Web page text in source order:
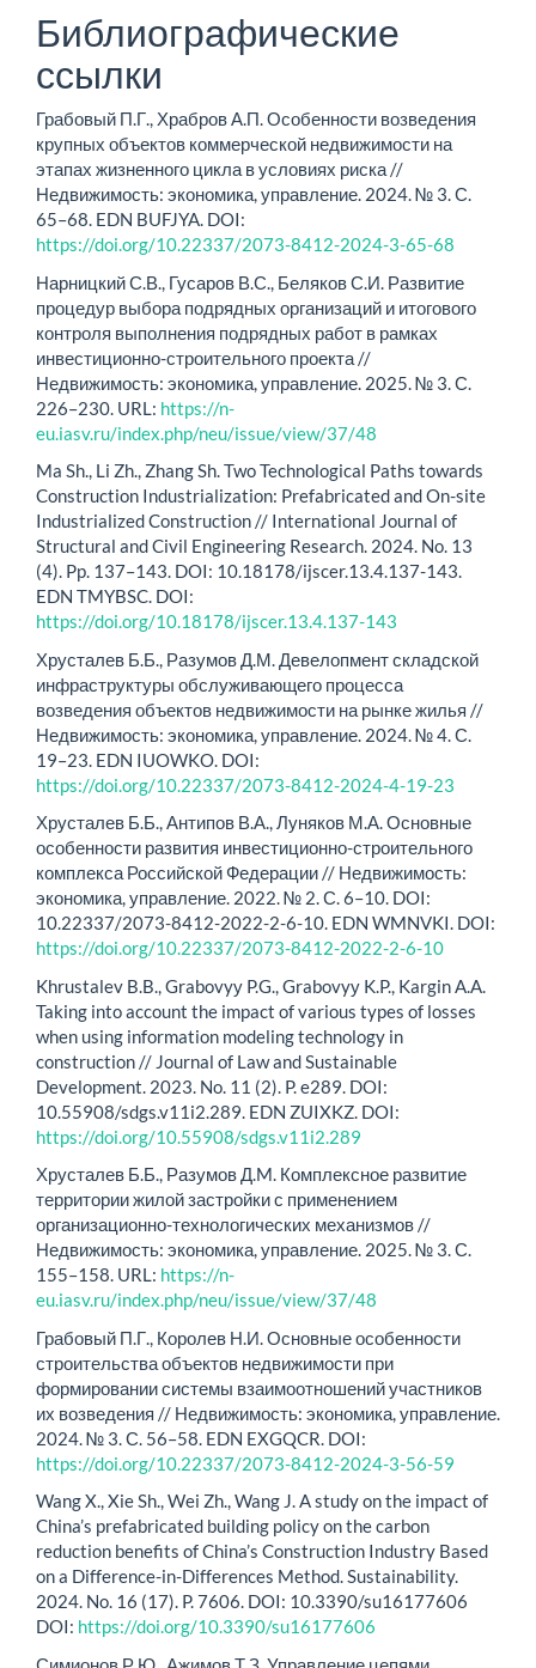
Библиографические
ссылки
Грабовый П.Г., Храбров А.П. Особенности возведения
крупных объектов коммерческой недвижимости на
этапах жизненного цикла в условиях риска //
Недвижимость: экономика, управление. 2024. № 3. С.
65–68. EDN BUFJYA. DOI:
https://doi.org/10.22337/2073-8412-2024-3-65-68
Нарницкий С.В., Гусаров В.С., Беляков С.И. Развитие
процедур выбора подрядных организаций и итогового
контроля выполнения подрядных работ в рамках
инвестиционно-строительного проекта //
Недвижимость: экономика, управление. 2025. № 3. С.
226–230. URL: https://n-
eu.iasv.ru/index.php/neu/issue/view/37/48
Ma Sh., Li Zh., Zhang Sh. Two Technological Paths towards
Construction Industrialization: Prefabricated and On-site
Industrialized Construction // International Journal of
Structural and Civil Engineering Research. 2024. No. 13
(4). Pp. 137–143. DOI: 10.18178/ijscer.13.4.137-143.
EDN TMYBSC. DOI:
https://doi.org/10.18178/ijscer.13.4.137-143
Хрусталев Б.Б., Разумов Д.М. Девелопмент складской
инфраструктуры обслуживающего процесса
возведения объектов недвижимости на рынке жилья //
Недвижимость: экономика, управление. 2024. № 4. С.
19–23. EDN IUOWKO. DOI:
https://doi.org/10.22337/2073-8412-2024-4-19-23
Хрусталев Б.Б., Антипов В.А., Луняков М.А. Основные
особенности развития инвестиционно-строительного
комплекса Российской Федерации // Недвижимость:
экономика, управление. 2022. № 2. С. 6–10. DOI:
10.22337/2073-8412-2022-2-6-10. EDN WMNVKI. DOI:
https://doi.org/10.22337/2073-8412-2022-2-6-10
Khrustalev B.B., Grabovyу P.G., Grabovyу K.P., Kargin A.A.
Taking into account the impact of various types of losses
when using information modeling technology in
construction // Journal of Law and Sustainable
Development. 2023. No. 11 (2). P. e289. DOI:
10.55908/sdgs.v11i2.289. EDN ZUIXKZ. DOI:
https://doi.org/10.55908/sdgs.v11i2.289
Хрусталев Б.Б., Разумов Д.M. Комплексное развитие
территории жилой застройки с применением
организационно-технологических механизмов //
Недвижимость: экономика, управление. 2025. № 3. С.
155–158. URL: https://n-
eu.iasv.ru/index.php/neu/issue/view/37/48
Грабовый П.Г., Королев Н.И. Основные особенности
строительства объектов недвижимости при
формировании системы взаимоотношений участников
их возведения // Недвижимость: экономика, управление.
2024. № 3. С. 56–58. EDN EXGQCR. DOI:
https://doi.org/10.22337/2073-8412-2024-3-56-59
Wang X., Xie Sh., Wei Zh., Wang J. A study on the impact of
China’s prefabricated building policy on the carbon
reduction benefits of China’s Construction Industry Based
on a Difference-in-Differences Method. Sustainability.
2024. No. 16 (17). P. 7606. DOI: 10.3390/su16177606
DOI: https://doi.org/10.3390/su16177606